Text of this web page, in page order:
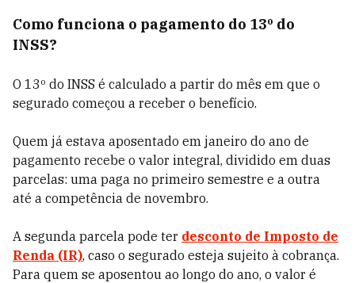
Como funciona o pagamento do 13º do
INSS?
O 13º do INSS é calculado a partir do mês em que o
segurado começou a receber o benefício.
Quem já estava aposentado em janeiro do ano de
pagamento recebe o valor integral, dividido em duas
parcelas: uma paga no primeiro semestre e a outra
até a competência de novembro.
A segunda parcela pode ter desconto de Imposto de
Renda (IR), caso o segurado esteja sujeito à cobrança.
Para quem se aposentou ao longo do ano, o valor é